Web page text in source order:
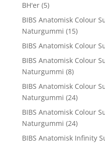
BH'er (5)
BIBS Anatomisk Colour
Naturgummi (15)
BIBS Anatomisk Colour
BIBS Anatomisk Colour
Naturgummi (8)
BIBS Anatomisk Colour
Naturgummi (24)
BIBS Anatomisk Colour
Naturgummi (24)
BIBS Anatomisk Infinity